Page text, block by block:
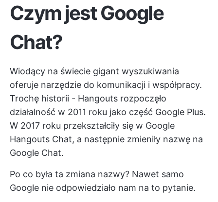
Czym jest Google
Chat?
Wiodący na świecie gigant wyszukiwania
oferuje narzędzie do komunikacji i współpracy.
Trochę historii - Hangouts rozpoczęło
działalność w 2011 roku jako część Google Plus.
W 2017 roku przekształciły się w Google
Hangouts Chat, a następnie zmieniły nazwę na
Google Chat.
Po co była ta zmiana nazwy? Nawet samo
Google nie odpowiedziało nam na to pytanie.